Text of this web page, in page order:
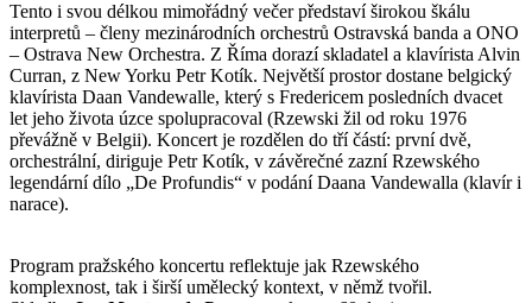
Tento i svou délkou mimořádný večer představí širokou škálu
interpretů – členy mezinárodních orchestrů Ostravská banda a ONO
– Ostrava New Orchestra. Z Říma dorazí skladatel a klavírista Alvin
Curran, z New Yorku Petr Kotík. Největší prostor dostane belgický
klavírista Daan Vandewalle, který s Fredericem posledních dvacet
let jeho života úzce spolupracoval (Rzewski žil od roku 1976
převážně v Belgii). Koncert je rozdělen do tří částí: první dvě,
orchestrální, diriguje Petr Kotík, v závěrečné zazní Rzewského
legendární dílo „De Profundis“ v podání Daana Vandewalla (klavír i
narace).
Program pražského koncertu reflektuje jak Rzewského
komplexnost, tak i širší umělecký kontext, v němž tvořil.